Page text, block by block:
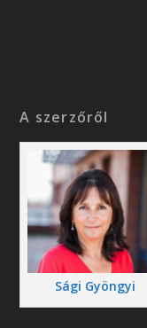
A szerzőről
Sági Gyöngyi